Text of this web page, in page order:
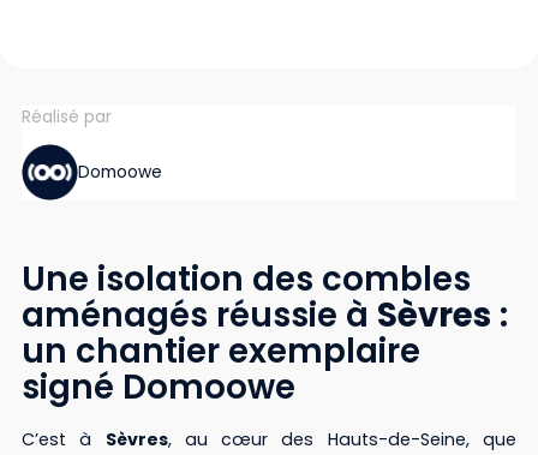
Réalisé par
Domoowe
Une isolation des combles
aménagés réussie à Sèvres :
un chantier exemplaire
signé Domoowe
C’est à Sèvres, au cœur des Hauts-de-Seine, que